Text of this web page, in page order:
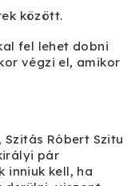
között.
fel lehet dobni
végzi el, amikor
Róbert Szitu
pár
inniuk kell, ha